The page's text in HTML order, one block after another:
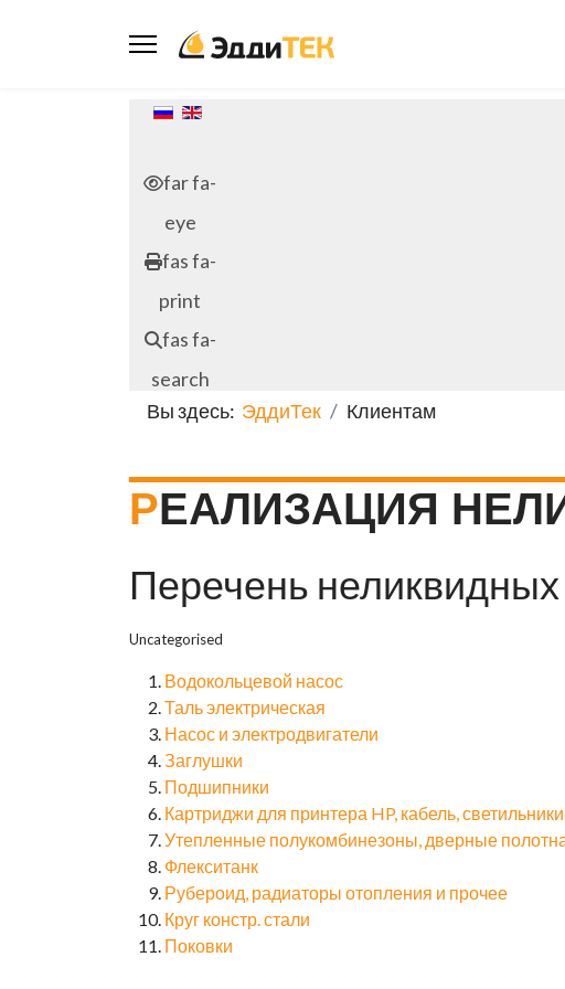
Выберите язык
far fa-
eye
fas fa-
print
fas fa-
search
Вы здесь: ЭддиТек Клиентам
РЕАЛИЗАЦИЯ
Перечень
Uncategorised
Водокольцевой насос
Таль электрическая
Насос и электродвигатели
Заглушки
Подшипники
Картриджи для принтера HP, кабель,
Утепленные полукомбинезоны, дверные
Флекситанк
Рубероид, радиаторы отопления и прочее
Круг констр. стали
Поковки